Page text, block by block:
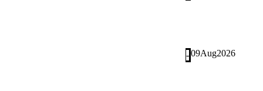
- 09Aug2026